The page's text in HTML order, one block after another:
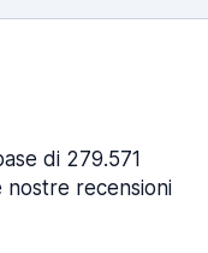
di 279.571
nostre recensioni